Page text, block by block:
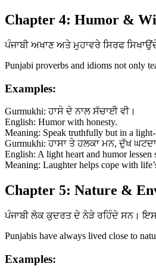
Chapter 4: Humor &
ਪੰਜਾਬੀ ਅਖਾਣ ਅਤੇ ਮੁਹਾਵਰੇ ਸਿਰਫ
Punjabi proverbs and idioms not only
Examples:
Gurmukhi: ਹਾਸੇ ਦੇ ਨਾਲ ਸੱਚਾਈ ਵੀ।
English: Humor with honesty.
Meaning: Speak truthfully but in a light-
Gurmukhi: ਹਾਸਾ ਤੇ ਹਲਕਾ ਮਨ, ਦੁੱਖ
English: A light heart and humor lessen
Meaning: Laughter helps cope with
Chapter 5: Nature &
ਪੰਜਾਬੀ ਲੋਕ ਕੁਦਰਤ ਦੇ ਨੇੜੇ ਰਹਿੰਦੇ ਸਨ।
Punjabis have always lived close to
Examples: